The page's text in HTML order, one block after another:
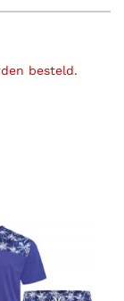
besteld.